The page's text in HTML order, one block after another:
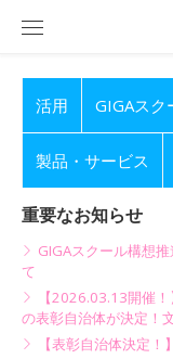
活用 GIGAスク
製品・サービス
重要なお知らせ
GIGAスクール構想
て
【2026.03.13開催
の表彰自治体が決定！
【表彰自治体決定